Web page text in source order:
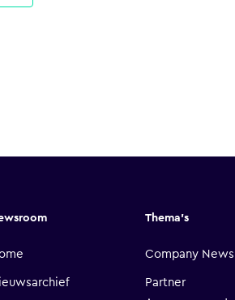
Thema's
Company News
Partner